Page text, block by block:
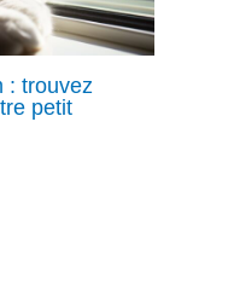
: trouvez
petit